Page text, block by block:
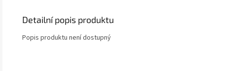
Detailní popis produktu
Popis produktu není dostupný